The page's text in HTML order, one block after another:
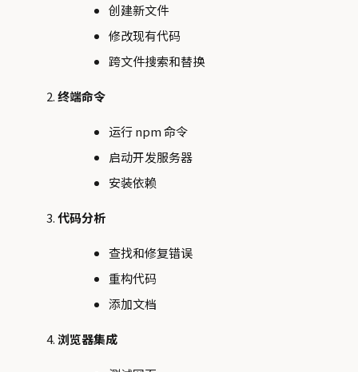
创建新文件
修改现有代码
跨文件搜索和替换
终端命令
运行 npm 命令
启动开发服务器
安装依赖
代码分析
查找和修复错误
重构代码
添加文档
浏览器集成